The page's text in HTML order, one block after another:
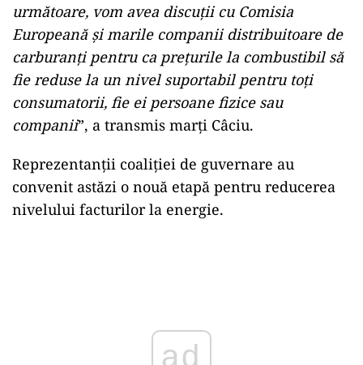
următoare, vom avea discuții cu Comisia
Europeană și marile companii distribuitoare de
carburanți pentru ca prețurile la combustibil să
fie reduse la un nivel suportabil pentru toți
consumatorii, fie ei persoane fizice sau
companii”, a transmis marți Câciu.
Reprezentanții coaliției de guvernare au
convenit astăzi o nouă etapă pentru reducerea
nivelului facturilor la energie.